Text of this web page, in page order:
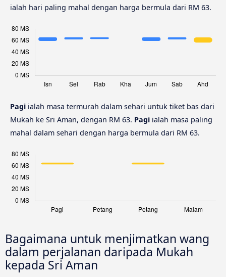
ialah hari paling mahal dengan harga bermula dari RM 63.
Pagi ialah masa termurah dalam sehari untuk tiket bas dari
Mukah ke Sri Aman, dengan RM 63. Pagi ialah masa paling
mahal dalam sehari dengan harga bermula dari RM 63.
Bagaimana untuk menjimatkan wang
dalam perjalanan daripada Mukah
kepada Sri Aman